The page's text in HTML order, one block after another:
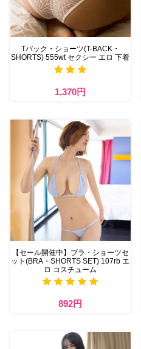
Tバック・ショーツ(T-BACK・
SHORTS) 555wt セクシー エロ 下着
1,370円
【セール開催中】ブラ・ショーツセ
ット(BRA・SHORTS SET) 107rb エ
ロ コスチューム
892円